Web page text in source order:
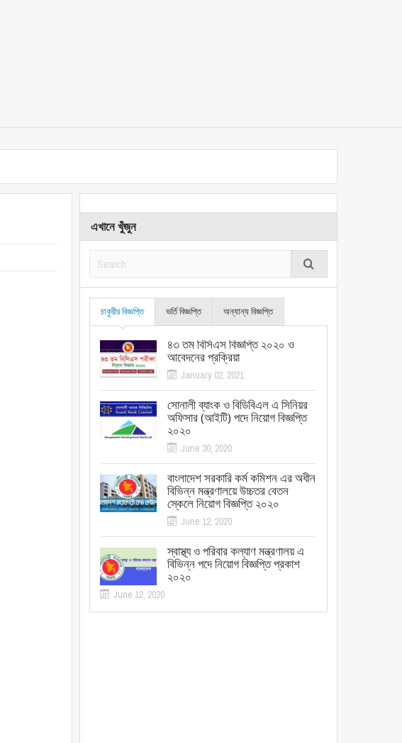
এখানে খুঁজুন
চাকুরীর বিজ্ঞপ্তি ভর্তি বিজ্ঞপ্তি অন্যান্য বিজ্ঞপ্তি
৪৩ তম বিসিএস বিজ্ঞপ্তি ২০২০ ও
আবেদনের প্রক্রিয়া
January 02, 2021
সোনালী ব্যাংক ও বিডিবিএল এ সিনিয়র
অফিসার (আইটি) পদে নিয়োগ বিজ্ঞপ্তি
২০২০
June 30, 2020
বাংলাদেশ সরকারি কর্ম কমিশন এর অধীন
বিভিন্ন মন্ত্রণালয়ে উচ্চতর বেতন
স্কেলে নিয়োগ বিজ্ঞপ্তি ২০২০
June 12, 2020
স্বাস্থ্য ও পরিবার কল্যাণ মন্ত্রণালয় এ
বিভিন্ন পদে নিয়োগ বিজ্ঞপ্তি প্রকাশ
২০২০
June 12, 2020